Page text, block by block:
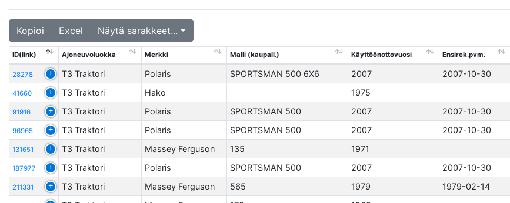
Kopioi Excel Näytä sarakkeet...
ID(link) Ajoneuvoluokka Merkki Malli (kaupall.) Käyttöönottovuosi Ensirek.pvm.
28278 T3 Traktori Polaris SPORTSMAN 500 6X6 2007 2007-10-30
41660 T3 Traktori Hako 1975
91916 T3 Traktori Polaris SPORTSMAN 500 2007 2007-10-30
96965 T3 Traktori Polaris SPORTSMAN 500 2007 2007-10-30
131651 T3 Traktori Massey Ferguson 135 1971
187977 T3 Traktori Polaris SPORTSMAN 500 2007 2007-10-30
211331 T3 Traktori Massey Ferguson 565 1979 1979-02-14